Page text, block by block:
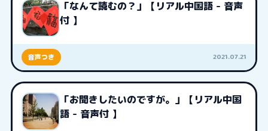
「なんて読むの？」【リアル中国語 - 音声
付 】
音声つき 2021.07.21
「お聞きしたいのですが。」【リアル中国
語 - 音声付 】